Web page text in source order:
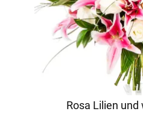
Rosa Lilien und